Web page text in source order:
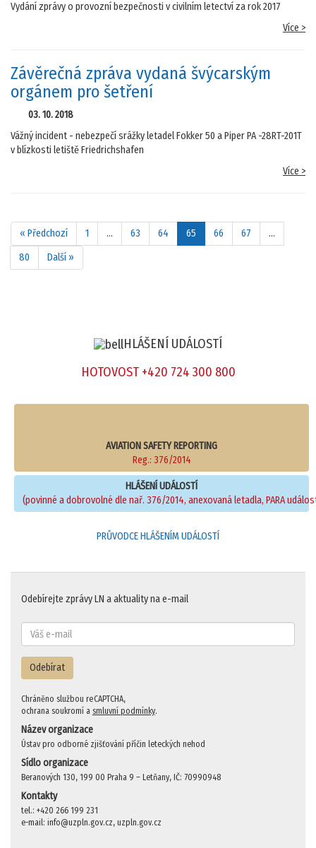
Vydání zprávy o provozní bezpečnosti v civilním letectví za rok 2017
Více >
Závěrečná zpráva vydaná švýcarským
orgánem pro šetření
03. 10. 2018
Vážný incident - nebezpečí srážky letadel Fokker 50 a Piper PA -28RT-201T
v blízkosti letiště Friedrichshafen
Více >
« Předchozí 1 … 63 64 65 66 67
…
80
Další »
HLÁŠENÍ UDÁLOSTÍ
HOTOVOST +420 724 300 800
AVIATION SAFETY REPORTING
Reg.: 376/2014
HLÁŠENÍ UDÁLOSTÍ
(povinné a dobrovolné dle nař. 376/2014, anexovaná letadla, PARA
PRŮVODCE HLÁŠENÍM UDÁLOSTÍ
Odebírejte zprávy LN a aktuality na e-mail
Odebírat
Chráněno službou reCAPTCHA,
ochrana soukromí a smluvní podmínky.
Název organizace
Ústav pro odborné zjišťování příčin leteckých nehod
Sídlo organizace
Beranových 130, 199 00 Praha 9 – Letňany, IČ: 70990948
Kontakty
tel.: +420 266 199 231
e-mail: info@uzpln.gov.cz, uzpln.gov.cz